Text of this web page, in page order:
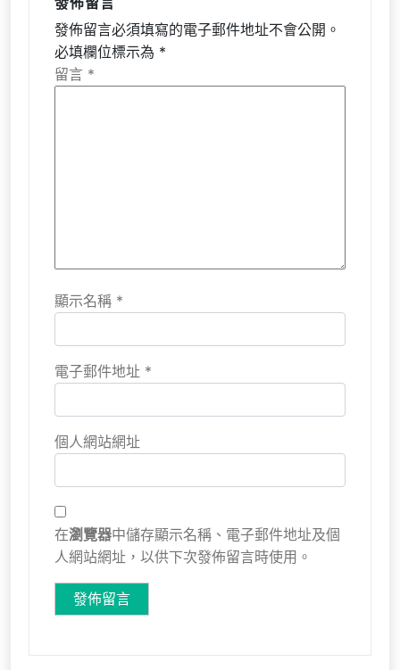
發佈留言
發佈留言必須填寫的電子郵件地址不會公開。
必填欄位標示為 *
留言 *
顯示名稱 *
電子郵件地址 *
個人網站網址
在瀏覽器中儲存顯示名稱、電子郵件地址及個
人網站網址，以供下次發佈留言時使用。